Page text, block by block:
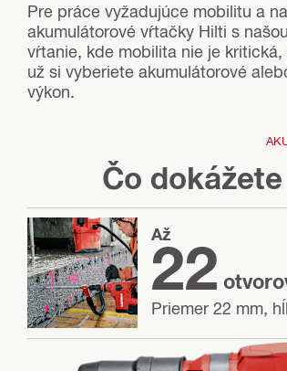
Pre práce vyžadujúce mobilitu a
akumulátorové vŕtačky Hilti s
vŕtanie, kde mobilita nie je
už si vyberiete akumulátorové
výkon.
Čo
Až
22
Priemer 22 mm,